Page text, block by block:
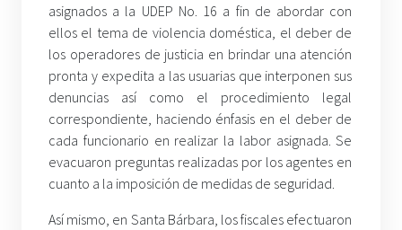
asignados a la UDEP No. 16 a fin de abordar con
ellos el tema de violencia doméstica, el deber de
los operadores de justicia en brindar una atención
pronta y expedita a las usuarias que interponen sus
denuncias así como el procedimiento legal
correspondiente, haciendo énfasis en el deber de
cada funcionario en realizar la labor asignada. Se
evacuaron preguntas realizadas por los agentes en
cuanto a la imposición de medidas de seguridad.
Así mismo, en Santa Bárbara, los fiscales efectuaron